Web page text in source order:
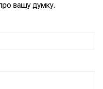
вашу думку.